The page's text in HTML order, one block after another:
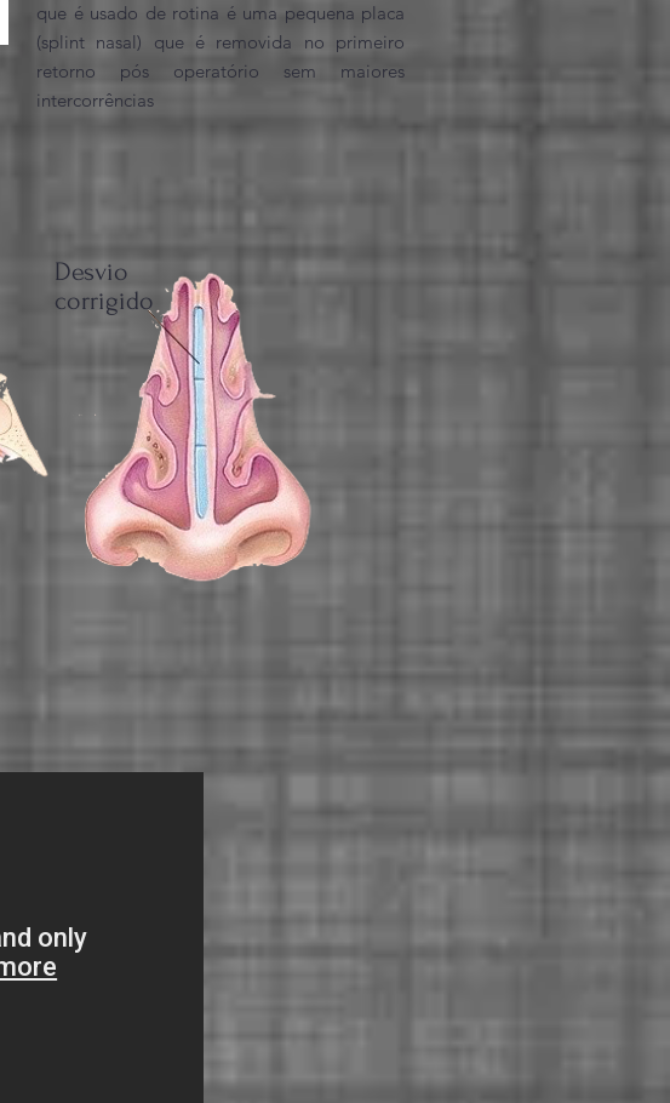
que é usado de rotina é uma pequena placa
(splint nasal) que é removida no primeiro
retorno pós operatório sem maiores
intercorrências
Desvio
corrigido